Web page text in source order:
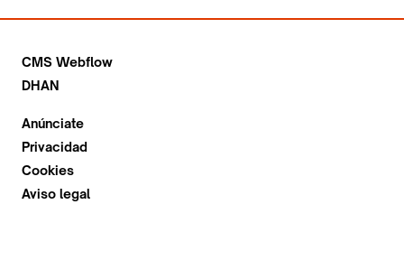
CMS Webflow
DHAN
Anúnciate
Privacidad
Cookies
Aviso legal